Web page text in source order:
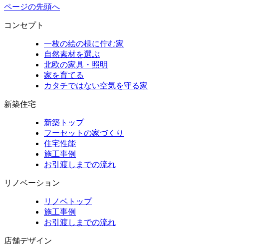
ページの先頭へ
コンセプト
一枚の絵の様に佇む家
自然素材を選ぶ
北欧の家具・照明
家を育てる
カタチではない空気を守る家
新築住宅
新築トップ
フーセットの家づくり
住宅性能
施工事例
お引渡しまでの流れ
リノベーション
リノベトップ
施工事例
お引渡しまでの流れ
店舗デザイン